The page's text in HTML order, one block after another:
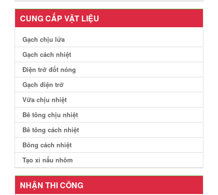
CUNG CẤP VẬT LIỆU
Gạch chịu lửa
Gạch cách nhiệt
Điện trở đốt nóng
Gạch điện trở
Vữa chịu nhiệt
Bê tông chịu nhiệt
Bê tông cách nhiệt
Bông cách nhiệt
Tạo xỉ nấu nhôm
NHẬN THI CÔNG